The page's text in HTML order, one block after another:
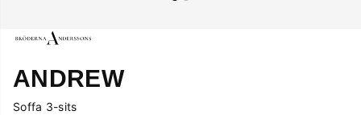
ANDREW
Soffa 3-sits